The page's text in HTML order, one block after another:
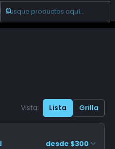
Pioneer
Vista: Lista Grilla
desde $300